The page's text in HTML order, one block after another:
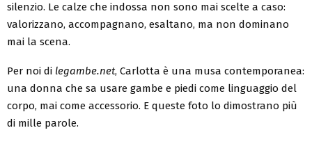
silenzio. Le calze che indossa non sono mai scelte a caso:
valorizzano, accompagnano, esaltano, ma non dominano
mai la scena.
Per noi di legambe.net, Carlotta è una musa contemporanea:
una donna che sa usare gambe e piedi come linguaggio del
corpo, mai come accessorio. E queste foto lo dimostrano più
di mille parole.